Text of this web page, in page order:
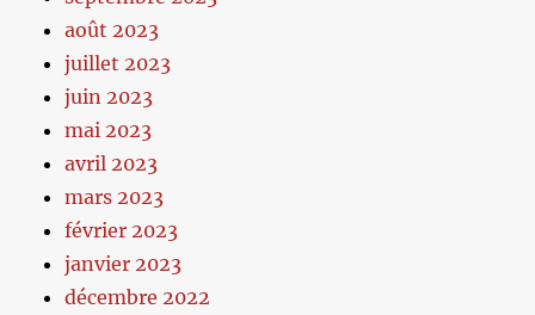
août 2023
juillet 2023
juin 2023
mai 2023
avril 2023
mars 2023
février 2023
janvier 2023
décembre 2022